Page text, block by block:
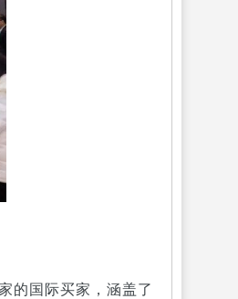
的国际买家，涵盖了